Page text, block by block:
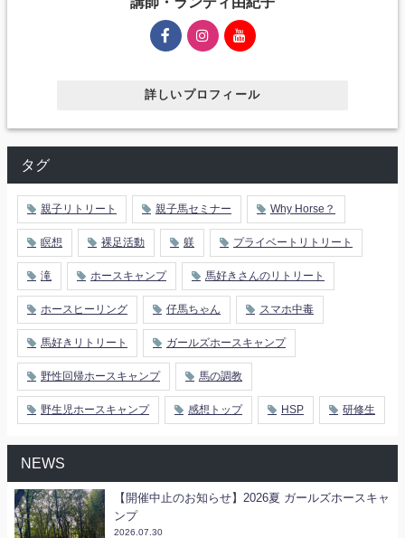
詳しいプロフィール
タグ
親子リトリート 親子馬セミナー Why Horse？
瞑想 裸足活動 躾 プライベートリトリート
滝 ホースキャンプ 馬好きさんのリトリート
ホースヒーリング 仔馬ちゃん スマホ中毒
馬好きリトリート ガールズホースキャンプ
野性回帰ホースキャンプ 馬の調教
野生児ホースキャンプ 感想トップ HSP 研修生
NEWS
【開催中止のお知らせ】2026夏 ガールズホースキャ
ンプ
2026.07.30